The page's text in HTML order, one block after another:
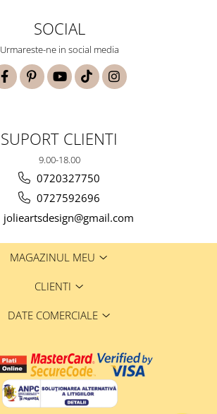
SOCIAL
Urmareste-ne in social media
SUPORT CLIENTI
9.00-18.00
0720327750
0727592696
jolieartsdesign@gmail.com
MAGAZINUL MEU
CLIENTI
DATE COMERCIALE